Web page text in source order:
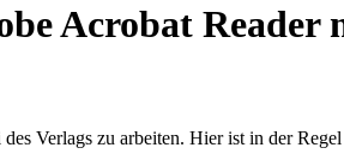
Acrobat Reader
Verlags zu arbeiten. Hier ist in der